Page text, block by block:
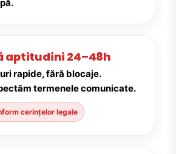
aptitudini 24–48h
rapide, fără blocaje.
termenele comunicate.
cerințelor legale